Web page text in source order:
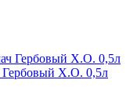
Гербовый Х.О. 0,5л